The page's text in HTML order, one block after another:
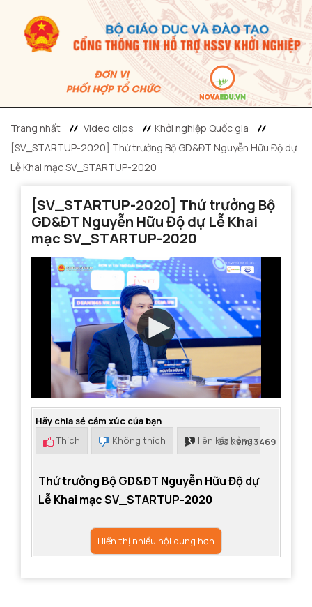
Trang nhất Video clips
Khởi nghiệp Quốc gia
[SV_STARTUP-2020] Thứ trưởng Bộ GD&ĐT Nguyễn Hữu Độ dự
Lễ Khai mạc SV_STARTUP-2020
[SV_STARTUP-2020] Thứ trưởng Bộ
GD&ĐT Nguyễn Hữu Độ dự Lễ Khai
mạc SV_STARTUP-2020
Hãy chia sẻ cảm xúc của bạn
Thích
Không thích liên kết hỏng
Đã xem:3469
Thứ trưởng Bộ GD&ĐT Nguyễn Hữu Độ dự
Lễ Khai mạc SV_STARTUP-2020
Hiển thị nhiều nội dung hơn